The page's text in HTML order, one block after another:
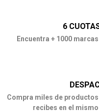
6
Encuentra + 1000
Compra miles de
recibes en el